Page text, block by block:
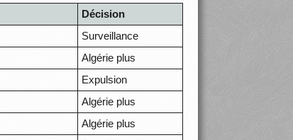
Décision
Surveillance
Algérie plus
Expulsion
Algérie plus
Algérie plus